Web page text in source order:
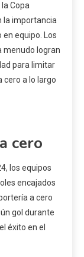
Copa
la importancia
equipo. Los
menudo logran
para limitar
cero a lo largo
cero
los equipos
encajados
a cero
gol durante
éxito en el